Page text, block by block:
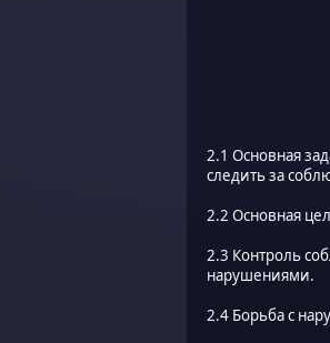
2.1 Основная
следить за
2.2 Основная
2.3 Контроль
нарушениями.
2.4 Борьба с